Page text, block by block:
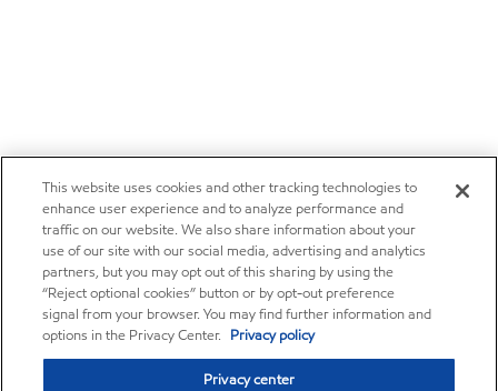
This website uses cookies and other tracking technologies to
enhance user experience and to analyze performance and
traffic on our website. We also share information about your
use of our site with our social media, advertising and analytics
partners, but you may opt out of this sharing by using the
“Reject optional cookies” button or by opt-out preference
signal from your browser. You may find further information and
options in the Privacy Center. Privacy policy
Privacy center